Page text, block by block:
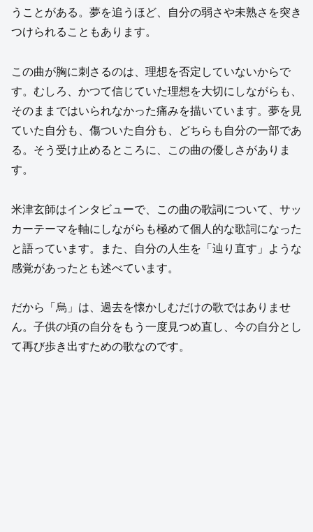
うことがある。夢を追うほど、自分の弱さや未熟さを突き
つけられることもあります。
この曲が胸に刺さるのは、理想を否定していないからで
す。むしろ、かつて信じていた理想を大切にしながらも、
そのままではいられなかった痛みを描いています。夢を見
ていた自分も、傷ついた自分も、どちらも自分の一部であ
る。そう受け止めるところに、この曲の優しさがありま
す。
米津玄師はインタビューで、この曲の歌詞について、サッ
カーテーマを軸にしながらも極めて個人的な歌詞になった
と語っています。また、自分の人生を「辿り直す」ような
感覚があったとも述べています。
だから「烏」は、過去を懐かしむだけの歌ではありませ
ん。子供の頃の自分をもう一度見つめ直し、今の自分とし
て再び歩き出すための歌なのです。